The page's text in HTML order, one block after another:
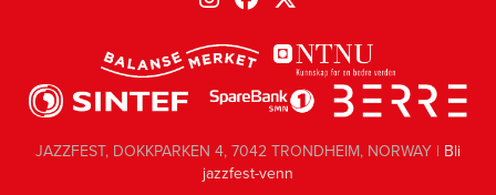
JAZZFEST, DOKKPARKEN 4, 7042 TRONDHEIM, NORWAY | Bli
jazzfest-venn